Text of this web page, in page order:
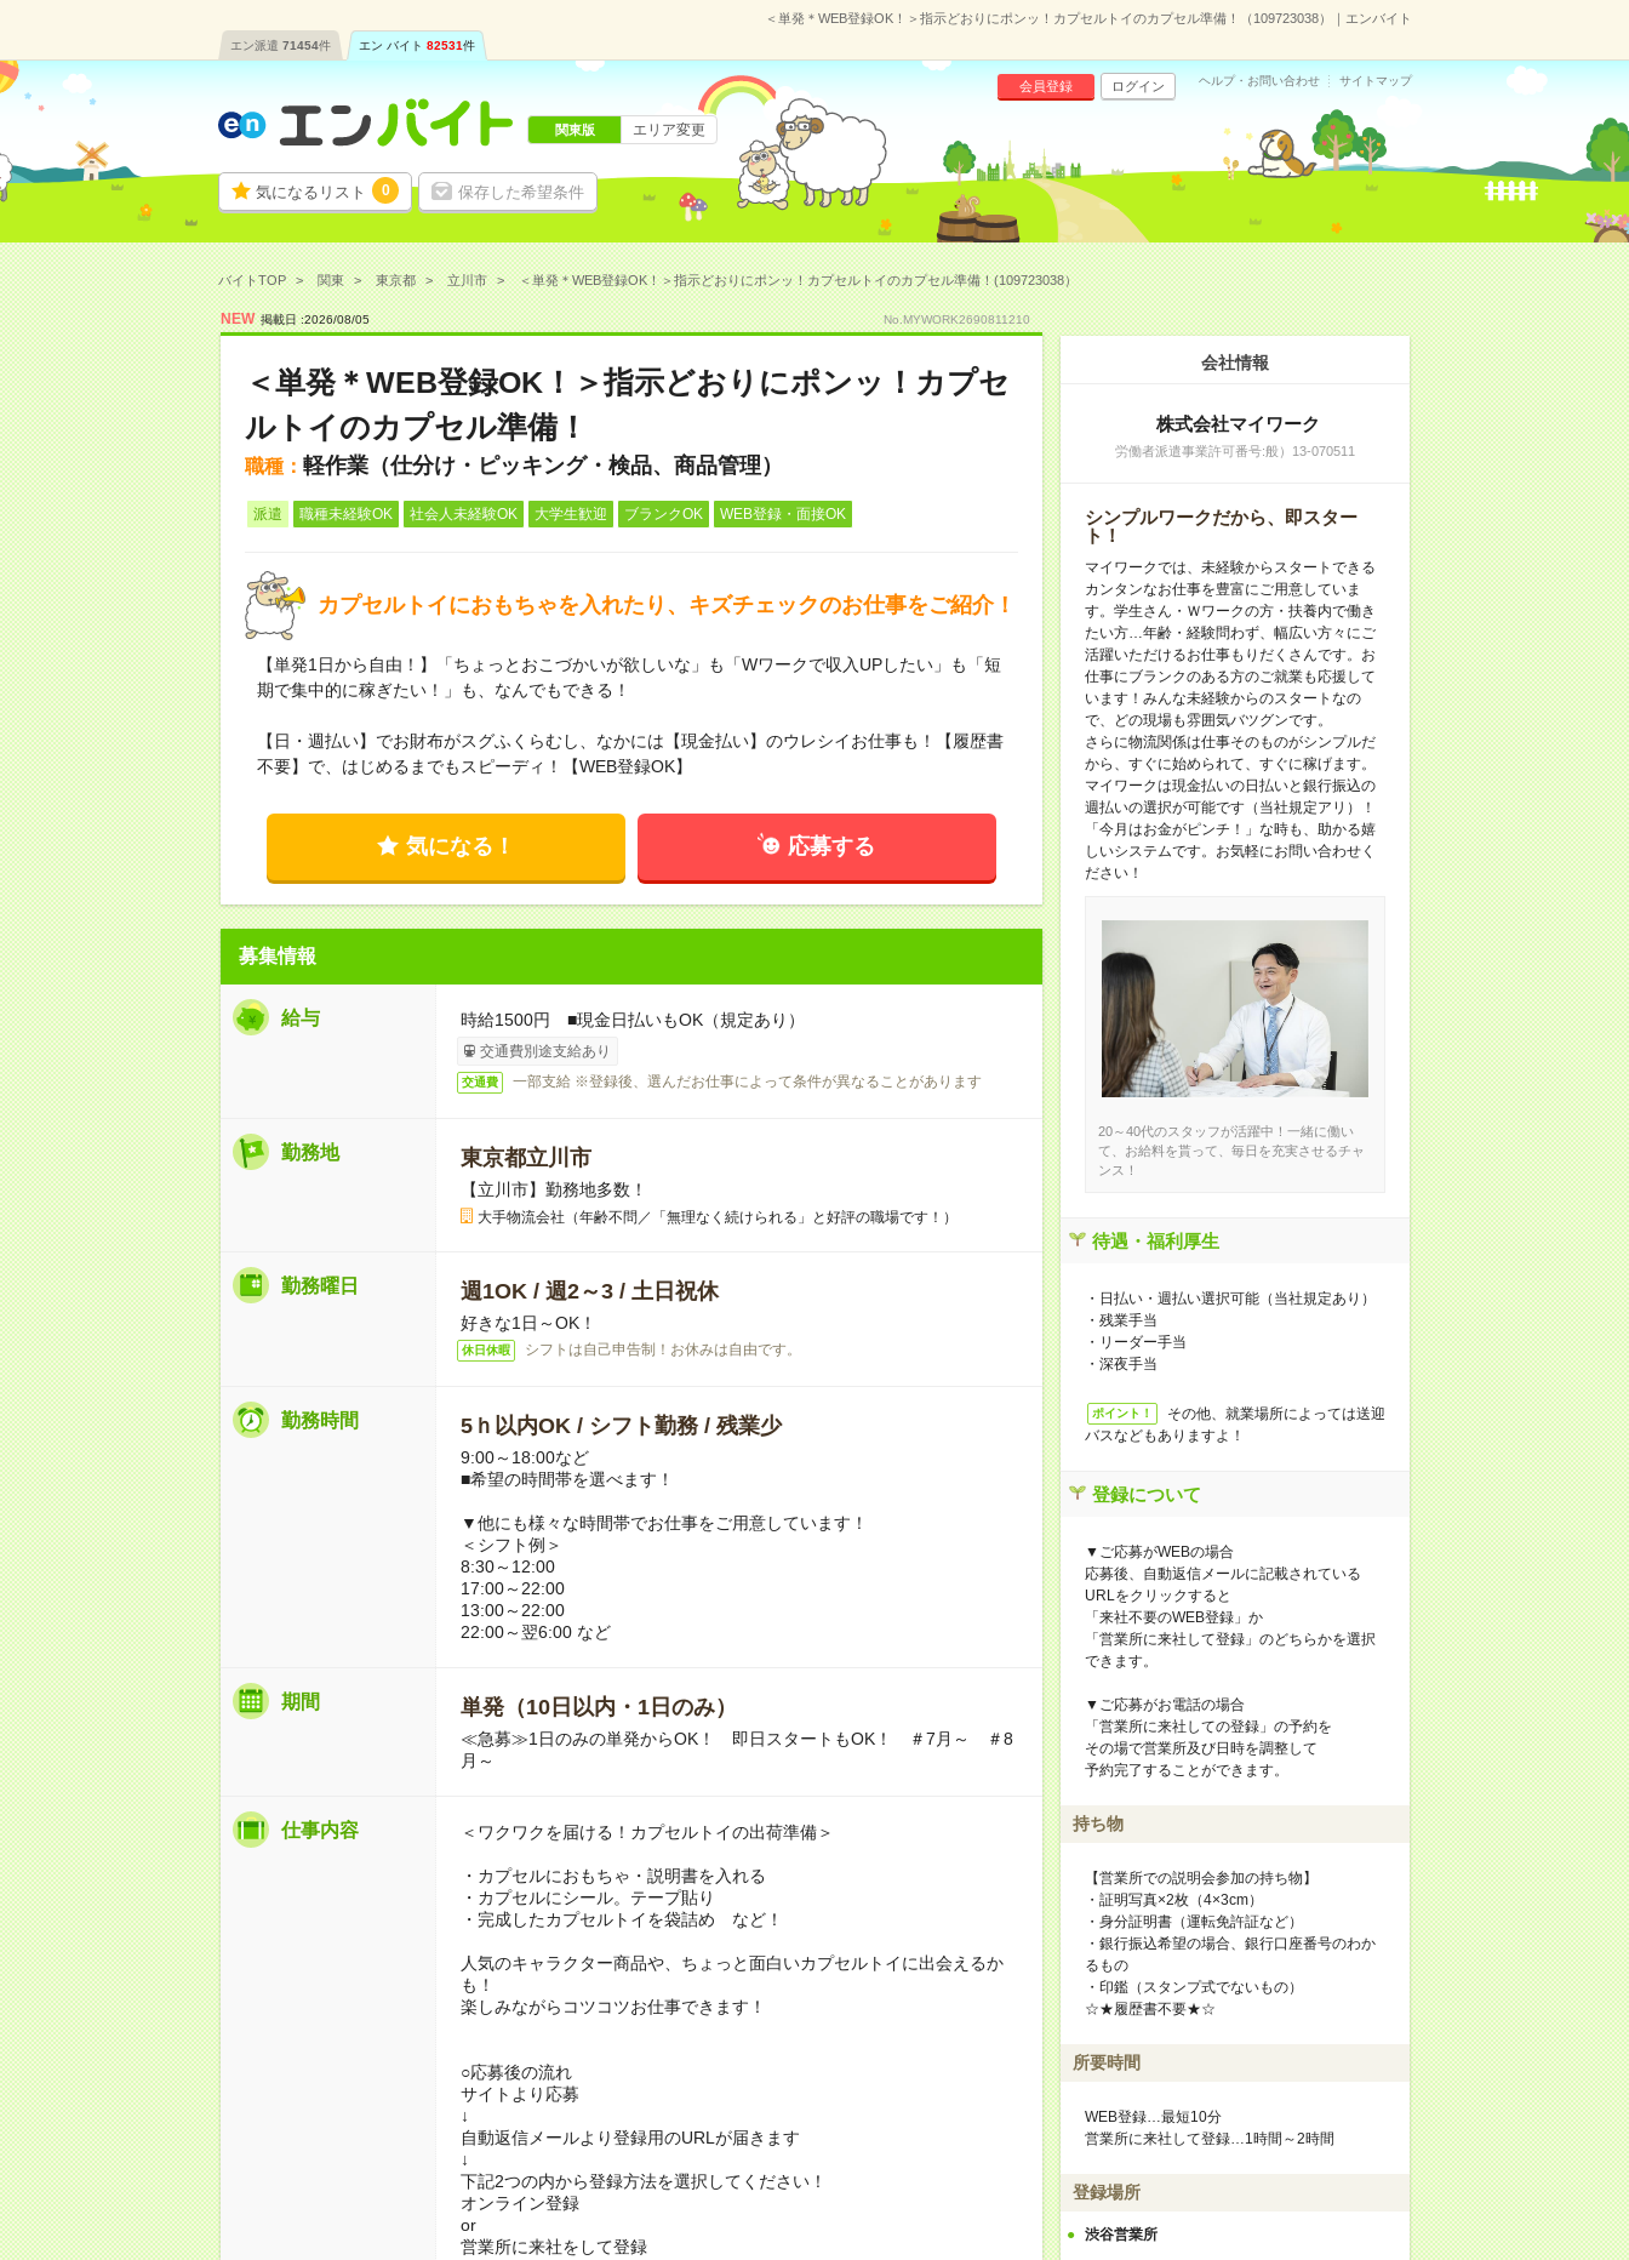
＜単発＊WEB登録OK！＞指示どおりにポンッ！カプセルトイのカプセル準備！（109723038）｜エンバイト
エン派遣 71454件 エン バイト 82531件
気になるリスト 0 保存した希望条件
会員登録 ログイン ヘルプ・お問い合わせ サイトマップ
関東版 エリア変更
バイトTOP 関東 東京都 立川市 ＜単発＊WEB登録OK！＞指示どおりにポンッ！カプセルトイのカプセル準備！(109723038）
NEW 掲載日 :2026/08/05 No.MYWORK2690811210
＜単発＊WEB登録OK！＞指示どおりにポンッ！カプセ
ルトイのカプセル準備！
職種： 軽作業（仕分け・ピッキング・検品、商品管理）
派遣 職種未経験OK 社会人未経験OK 大学生歓迎 ブランクOK WEB登録・面接OK
カプセルトイにおもちゃを入れたり、キズチェックのお仕事をご紹介！
【単発1日から自由！】「ちょっとおこづかいが欲しいな」も「Wワークで収入UPしたい」も「短
期で集中的に稼ぎたい！」も、なんでもできる！
【日・週払い】でお財布がスグふくらむし、なかには【現金払い】のウレシイお仕事も！【履歴書
不要】で、はじめるまでもスピーディ！【WEB登録OK】
気になる！ 応募する
募集情報
給与 時給1500円 ■現金日払いもOK（規定あり）
交通費別途支給あり
交通費 一部支給 ※登録後、選んだお仕事によって条件が異なることがあります
勤務地 東京都立川市
【立川市】勤務地多数！
大手物流会社（年齢不問／「無理なく続けられる」と好評の職場です！）
勤務曜日 週1OK / 週2～3 / 土日祝休
好きな1日～OK！
休日休暇 シフトは自己申告制！お休みは自由です。
勤務時間 5ｈ以内OK / シフト勤務 / 残業少
9:00～18:00など
■希望の時間帯を選べます！
▼他にも様々な時間帯でお仕事をご用意しています！
＜シフト例＞
8:30～12:00
17:00～22:00
13:00～22:00
22:00～翌6:00 など
期間 単発（10日以内・1日のみ）
≪急募≫1日のみの単発からOK！ 即日スタートもOK！ ＃7月～ ＃8
月～
仕事内容 ＜ワクワクを届ける！カプセルトイの出荷準備＞
・カプセルにおもちゃ・説明書を入れる
・カプセルにシール。テープ貼り
・完成したカプセルトイを袋詰め など！
人気のキャラクター商品や、ちょっと面白いカプセルトイに出会えるか
も！
楽しみながらコツコツお仕事できます！
○応募後の流れ
サイトより応募
↓
自動返信メールより登録用のURLが届きます
↓
下記2つの内から登録方法を選択してください！
オンライン登録
or
営業所に来社をして登録
会社情報
株式会社マイワーク
労働者派遣事業許可番号:般）13-070511
シンプルワークだから、即スター
ト！
マイワークでは、未経験からスタートできる
カンタンなお仕事を豊富にご用意していま
す。学生さん・Ｗワークの方・扶養内で働き
たい方…年齢・経験問わず、幅広い方々にご
活躍いただけるお仕事もりだくさんです。お
仕事にブランクのある方のご就業も応援して
います！みんな未経験からのスタートなの
で、どの現場も雰囲気バツグンです。
さらに物流関係は仕事そのものがシンプルだ
から、すぐに始められて、すぐに稼げます。
マイワークは現金払いの日払いと銀行振込の
週払いの選択が可能です（当社規定アリ）！
「今月はお金がピンチ！」な時も、助かる嬉
しいシステムです。お気軽にお問い合わせく
ださい！
20～40代のスタッフが活躍中！一緒に働い
て、お給料を貰って、毎日を充実させるチャ
ンス！
待遇・福利厚生
・日払い・週払い選択可能（当社規定あり）
・残業手当
・リーダー手当
・深夜手当
ポイント！
その他、就業場所によっては送迎
バスなどもありますよ！
登録について
▼ご応募がWEBの場合
応募後、自動返信メールに記載されている
URLをクリックすると
「来社不要のWEB登録」か
「営業所に来社して登録」のどちらかを選択
できます。
▼ご応募がお電話の場合
「営業所に来社しての登録」の予約を
その場で営業所及び日時を調整して
予約完了することができます。
持ち物
【営業所での説明会参加の持ち物】
・証明写真×2枚（4×3cm）
・身分証明書（運転免許証など）
・銀行振込希望の場合、銀行口座番号のわか
るもの
・印鑑（スタンプ式でないもの）
☆★履歴書不要★☆
所要時間
WEB登録…最短10分
営業所に来社して登録…1時間～2時間
登録場所
渋谷営業所